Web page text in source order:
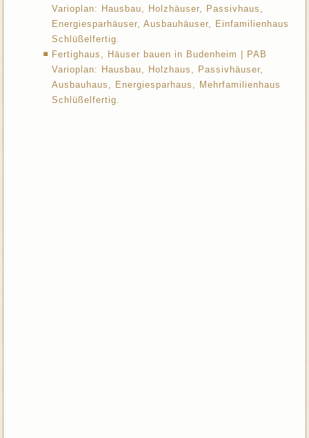
Varioplan: Hausbau, Holzhäuser, Passivhaus,
Energiesparhäuser, Ausbauhäuser, Einfamilienhaus
Schlüßelfertig.
Fertighaus, Häuser bauen in Budenheim | PAB
Varioplan: Hausbau, Holzhaus, Passivhäuser,
Ausbauhaus, Energiesparhaus, Mehrfamilienhaus
Schlüßelfertig.